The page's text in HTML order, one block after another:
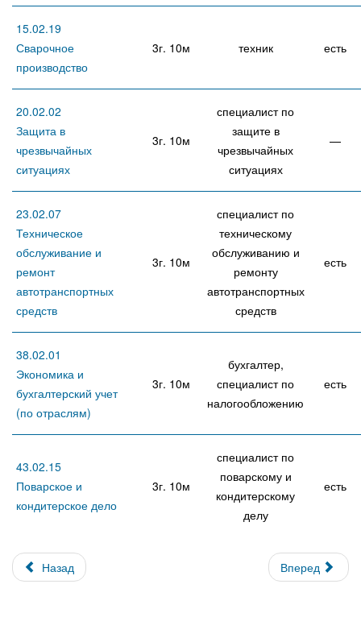
15.02.19
Сварочное
производство
3г. 10м техник есть
20.02.02
Защита в
чрезвычайных
ситуациях
3г. 10м
специалист по
защите в
чрезвычайных
ситуациях
—
23.02.07
Техническое
обслуживание и
ремонт
автотранспортных
средств
3г. 10м
специалист по
техническому
обслуживанию и
ремонту
автотранспортных
средств
есть
38.02.01
Экономика и
бухгалтерский учет
(по отраслям)
3г. 10м
бухгалтер,
специалист по
налогообложению
есть
43.02.15
Поварское и
кондитерское дело
3г. 10м
специалист по
поварскому и
кондитерскому
делу
есть
Назад Вперед